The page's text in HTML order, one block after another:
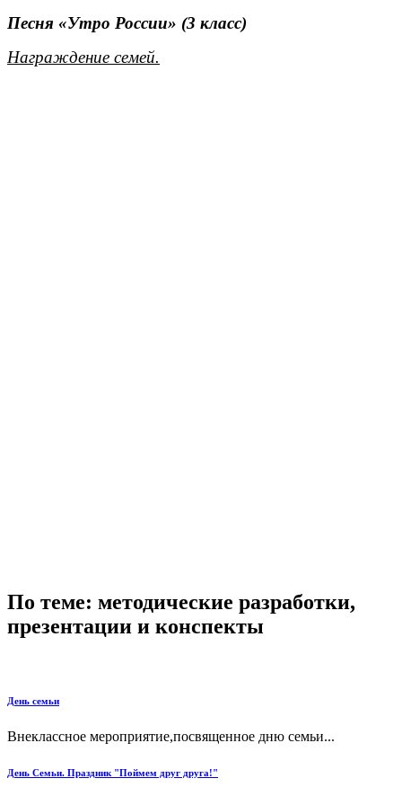
Песня «Утро России» (3 класс)
Награждение семей.
По теме: методические разработки,
презентации и конспекты
День семьи
Внеклассное мероприятие,посвященное дню семьи...
День Семьи. Праздник "Поймем друг друга!"